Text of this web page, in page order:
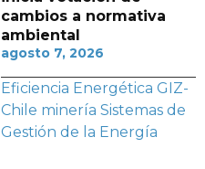
cambios a normativa
ambiental
agosto 7, 2026
Eficiencia Energética GIZ-
Chile minería Sistemas de
Gestión de la Energía